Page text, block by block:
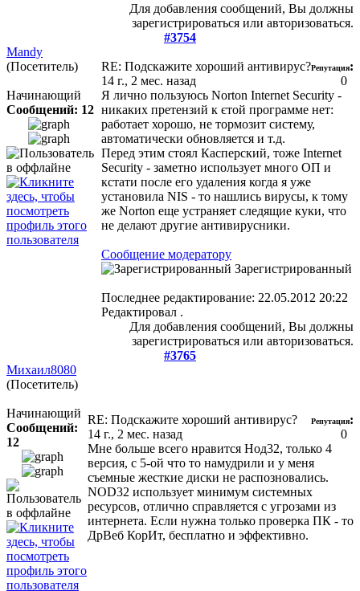
Для добавления сообщений, Вы должны
зарегистрироваться или авторизоваться.
#3754
Mandy
(Посетитель)
Начинающий
Сообщений: 12
RE: Подскажите хороший антивирус?
14 г., 2 мес. назад
Репутация:
0
Я лично пользуюсь Norton Internet Security -
никаких претензий к єтой программе нет:
работает хорошо, не тормозит систему,
автоматически обновляется и т.д.
Перед этим стоял Касперский, тоже Internet
Security - заметно использует много ОП и
кстати после его удаления когда я уже
установила NIS - то нашлись вирусы, к тому
же Norton еще устраняет следящие куки, что
не делают другие антивирусники.
Сообщение модератору
Зарегистрированный
Последнее редактирование: 22.05.2012 20:22
Редактировал .
Для добавления сообщений, Вы должны
зарегистрироваться или авторизоваться.
#3765
Михаил8080
(Посетитель)
Начинающий
Сообщений:
12
RE: Подскажите хороший антивирус?
14 г., 2 мес. назад
Репутация:
0
Мне больше всего нравится Нод32, только 4
версия, с 5-ой что то намудрили и у меня
съемные жесткие диски не распозновались.
NOD32 использует минимум системных
ресурсов, отлично справляется с угрозами из
интернета. Если нужна только проверка ПК - то
ДрВеб КорИт, бесплатно и эффективно.